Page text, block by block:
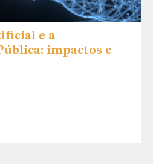
e a
impactos e